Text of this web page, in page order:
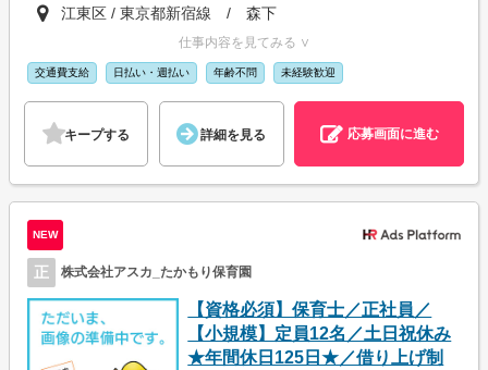
江東区 / 東京都新宿線 / 森下
仕事内容を見てみる ∨
交通費支給 日払い・週払い 年齢不問 未経験歓迎
キープする 詳細を見る 応募画面に進む
NEW
正 株式会社アスカ_たかもり保育園
【資格必須】保育士／正社員／
【小規模】定員12名／土日祝休み
★年間休日125日★／借り上げ制